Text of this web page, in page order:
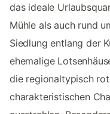
das ideale
Mühle als auch rund
Siedlung entlang der
ehemalige
die regionaltypisch
charakteristischen